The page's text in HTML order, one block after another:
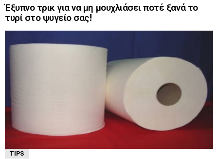
Έξυπνο τρικ για να μη μουχλιάσει ποτέ ξανά το
τυρί στο ψυγείο σας!
TIPS